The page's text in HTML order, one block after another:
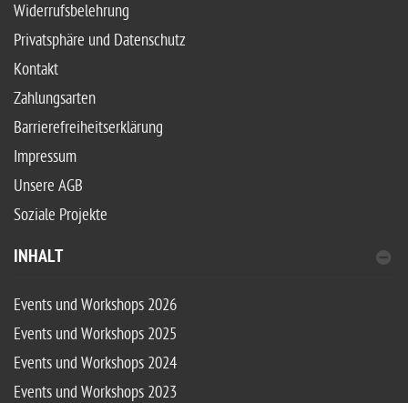
Widerrufsbelehrung
Privatsphäre und Datenschutz
Kontakt
Zahlungsarten
Barrierefreiheitserklärung
Impressum
Unsere AGB
Soziale Projekte
INHALT
Events und Workshops 2026
Events und Workshops 2025
Events und Workshops 2024
Events und Workshops 2023